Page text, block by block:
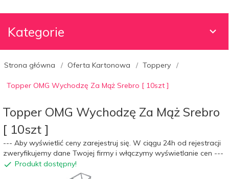
Kategorie
Strona główna Oferta Kartonowa Toppery
Topper OMG Wychodzę Za Mąż Srebro [ 10szt ]
Topper OMG Wychodzę Za Mąż Srebro
[ 10szt ]
--- Aby wyświetlić ceny zarejestruj się. W ciągu 24h od rejestracji
zweryfikujemy dane Twojej firmy i włączymy wyświetlanie cen ---
Produkt dostępny!